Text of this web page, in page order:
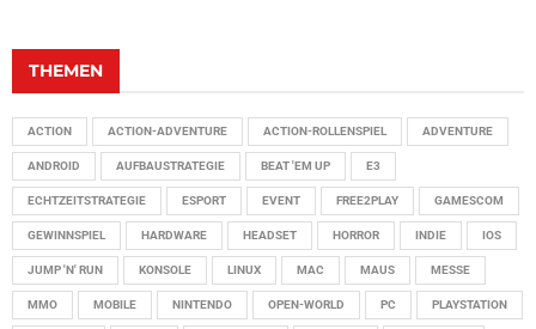
THEMEN
ACTION ACTION-ADVENTURE ACTION-ROLLENSPIEL ADVENTURE
ANDROID AUFBAUSTRATEGIE BEAT 'EM UP E3
ECHTZEITSTRATEGIE ESPORT EVENT FREE2PLAY GAMESCOM
GEWINNSPIEL HARDWARE HEADSET HORROR INDIE IOS
JUMP 'N' RUN KONSOLE LINUX MAC MAUS MESSE
MMO MOBILE NINTENDO OPEN-WORLD PC PLAYSTATION